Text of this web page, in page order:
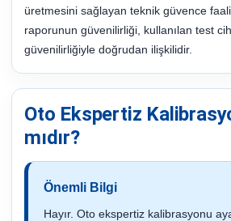
üretmesini sağlayan teknik güvence
raporunun güvenilirliği, kullanılan test
güvenilirliğiyle doğrudan ilişkilidir.
Oto Ekspertiz
mıdır?
Önemli Bilgi
Hayır. Oto ekspertiz kalibrasyonu